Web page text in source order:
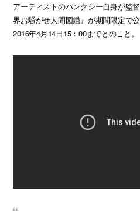
アーティストのバンクシー自­身が監
界お騒がせ人間図鑑』が期間限定で
2016年4月14日15：00までとのこと。